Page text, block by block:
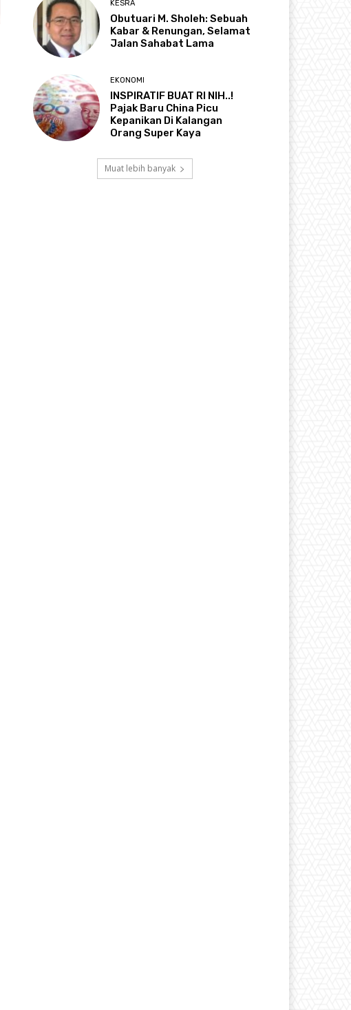
KESRA
Obutuari M. Sholeh: Sebuah
Kabar & Renungan, Selamat
Jalan Sahabat Lama
EKONOMI
INSPIRATIF BUAT RI NIH..!
Pajak Baru China Picu
Kepanikan Di Kalangan
Orang Super Kaya
Muat lebih banyak